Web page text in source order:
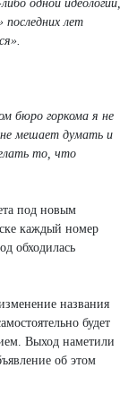
одной идеологии,
лет
бюро горкома я не
мешает думать и
то, что
под новым
каждый номер
обходилась
названия
будет
Выход наметили
об этом